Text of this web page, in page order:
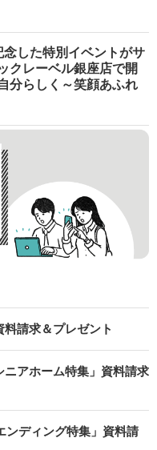
した特別イベントがサ
クレーベル銀座店で開
らしく～笑顔あふれ
請求＆プレゼント
アホーム特集」資料請求
ンディング特集」資料請